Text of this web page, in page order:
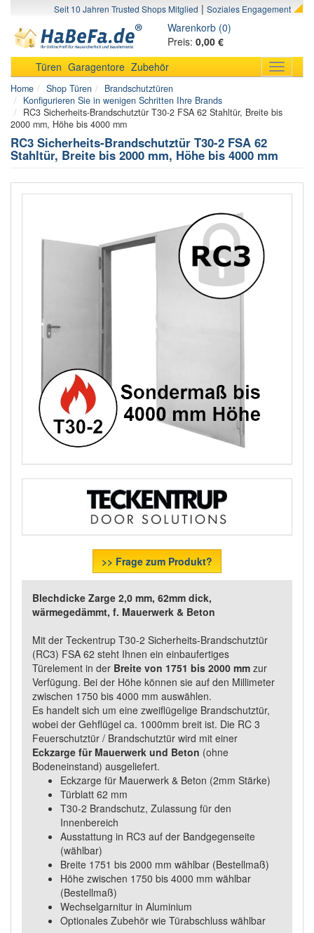
Seit 10 Jahren Trusted Shops Mitglied | Soziales Engagement
Warenkorb (0)
Preis: 0,00 €
Toggle
Türen Garagentore Zubehör
Home Shop Türen
Brandschutztüren
Konfigurieren Sie in wenigen Schritten Ihre Brands
RC3 Sicherheits-Brandschutztür T30-2 FSA 62 Stahltür, Breite bis
2000 mm, Höhe bis 4000 mm
RC3 Sicherheits-Brandschutztür T30-2 FSA 62
Stahltür, Breite bis 2000 mm, Höhe bis 4000 mm
>> Frage zum Produkt?
Blechdicke Zarge 2,0 mm, 62mm dick,
wärmegedämmt, f. Mauerwerk & Beton
Mit der Teckentrup T30-2 Sicherheits-Brandschutztür
(RC3) FSA 62 steht Ihnen ein einbaufertiges
Türelement in der Breite von 1751 bis 2000 mm zur
Verfügung. Bei der Höhe können sie auf den Millimeter
zwischen 1750 bis 4000 mm auswählen.
Es handelt sich um eine zweiflügelige Brandschutztür,
wobei der Gehflügel ca. 1000mm breit ist. Die RC 3
Feuerschutztür / Brandschutztür wird mit einer
Eckzarge für Mauerwerk und Beton (ohne
Bodeneinstand) ausgeliefert.
Eckzarge für Mauerwerk & Beton (2mm Stärke)
Türblatt 62 mm
T30-2 Brandschutz, Zulassung für den
Innenbereich
Ausstattung in RC3 auf der Bandgegenseite
(wählbar)
Breite 1751 bis 2000 mm wählbar (Bestellmaß)
Höhe zwischen 1750 bis 4000 mm wählbar
(Bestellmaß)
Wechselgarnitur in Aluminium
Optionales Zubehör wie Türabschluss wählbar